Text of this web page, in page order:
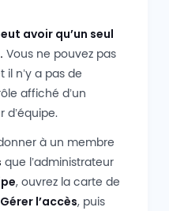
avoir qu’un seul
Vous ne pouvez pas
n’y a pas de
affiché d’un
d’équipe.
à un membre
que l’administrateur
, ouvrez la carte de
Gérer l’accès, puis